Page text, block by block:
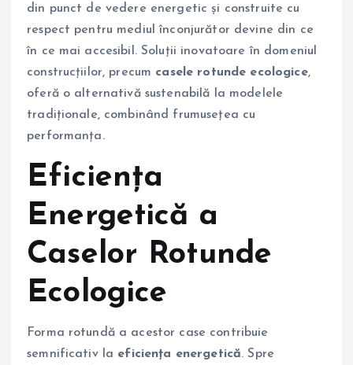
din punct de vedere energetic și construite cu
respect pentru mediul înconjurător devine din ce
în ce mai accesibil. Soluții inovatoare în domeniul
construcțiilor, precum casele rotunde ecologice,
oferă o alternativă sustenabilă la modelele
tradiționale, combinând frumusețea cu
performanța.
Eficiența
Energetică a
Caselor Rotunde
Ecologice
Forma rotundă a acestor case contribuie
semnificativ la eficiența energetică. Spre